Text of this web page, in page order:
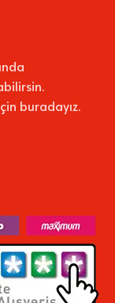
buradayız.